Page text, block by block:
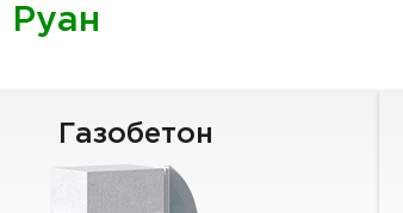
Руан
Газобетон